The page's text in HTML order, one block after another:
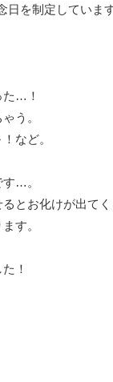
を制定しています
た…！
う。
など。
…。
とお化けが出て
す。
！